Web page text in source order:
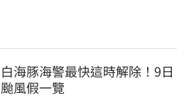
白海豚海警最快這時解除！9日
颱風假一覽